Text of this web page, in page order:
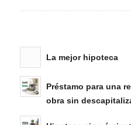
La mejor hipoteca
Préstamo para una
obra sin